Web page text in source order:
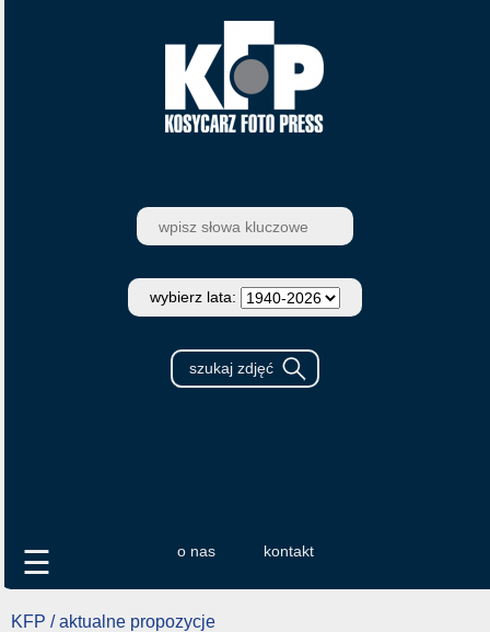
wybierz lata:
o nas kontakt
☰
KFP / aktualne propozycje